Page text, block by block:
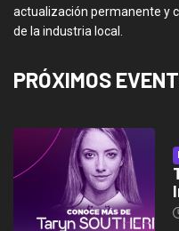
actualización permanente y
de la industria local.
PRÓXIMOS